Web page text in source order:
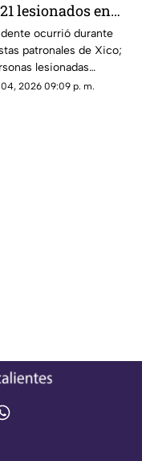
lesionados en
ocurrió durante
patronales de Xico;
lesionadas
quemaduras leves
2026 09:09 p. m.